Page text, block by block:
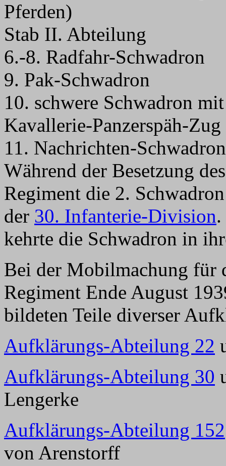
Pferden)
Stab II. Abteilung
6.-8. Radfahr-Schwadron
9. Pak-Schwadron
10. schwere Schwadron
Kavallerie-Panzerspäh-
11. Nachrichten-Schwadron
Während der Besetzung
Regiment die 2.
der 30. Infanterie-Division
kehrte die Schwadron in
Bei der Mobilmachung für
Regiment Ende August
bildeten Teile diverser
Aufklärungs-Abteilung 22
Aufklärungs-Abteilung 30
Lengerke
Aufklärungs-Abteilung 152
von Arenstorff